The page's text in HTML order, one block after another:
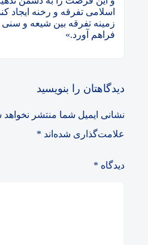
اسلامی تفرقه و رخنه ایجاد
زمینه تفرقه بین شیعه و سنی
فراهم آورد.»
دیدگاهتان را بنویسید
نشانی ایمیل شما منتشر
علامت‌گذاری شده‌اند *
دیدگاه *